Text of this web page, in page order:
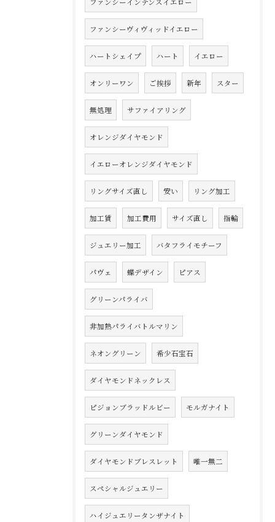
ファンシーヴィヴィッドイエロー
ハートシェイプ ハート イエロー
オンリーワン ご挨拶 新年 スター
無処理 サファイアリング
オレンジダイヤモンド
イエローオレンジダイヤモンド
リングサイズ直し 安い リング加工
加工賃 加工費用 サイズ直し 指輪
ジュエリー加工 バタフライモチーフ
パヴェ 蝶デザイン ピアス
グリーンパライバ
非加熱パライバトルマリン
ネオングリーン 希少石宝石
ダイヤモンドネックレス
ピジョンブラッドルビー モルガナイト
グリーンダイヤモンド
ダイヤモンドブレスレット 唯一無二
スペシャルジュエリー
ハイジュエリータンザナイト